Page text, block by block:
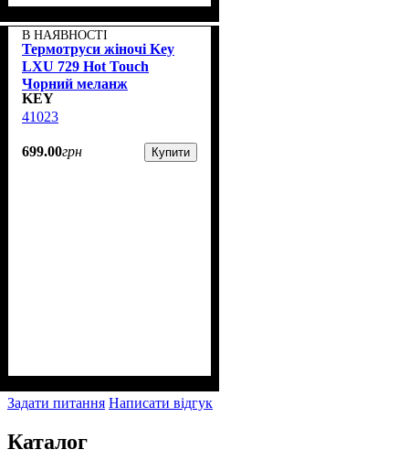
В НАЯВНОСТІ
Термотруси жіночі Key
LXU 729 Hot Touch
Чорний меланж
KEY
41023
699.00грн Купити
Задати питання Написати відгук
Каталог